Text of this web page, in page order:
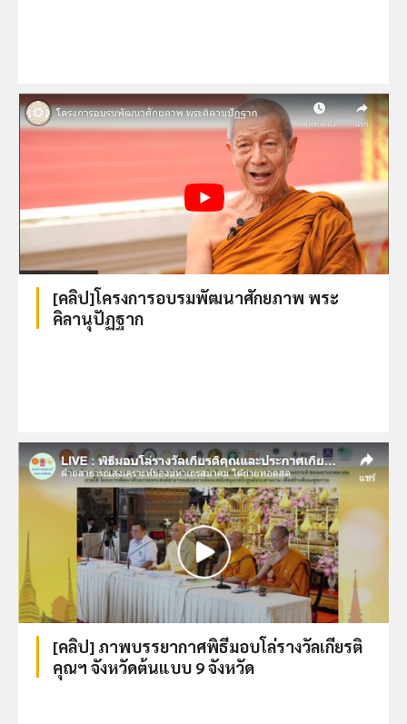
[คลิป]โครงการอบรมพัฒนาศักยภาพ พระ
คิลานุปัฏฐาก
[คลิป] ภาพบรรยากาศพิธีมอบโล่รางวัลเกียรติ
คุณฯ จังหวัดต้นแบบ 9 จังหวัด